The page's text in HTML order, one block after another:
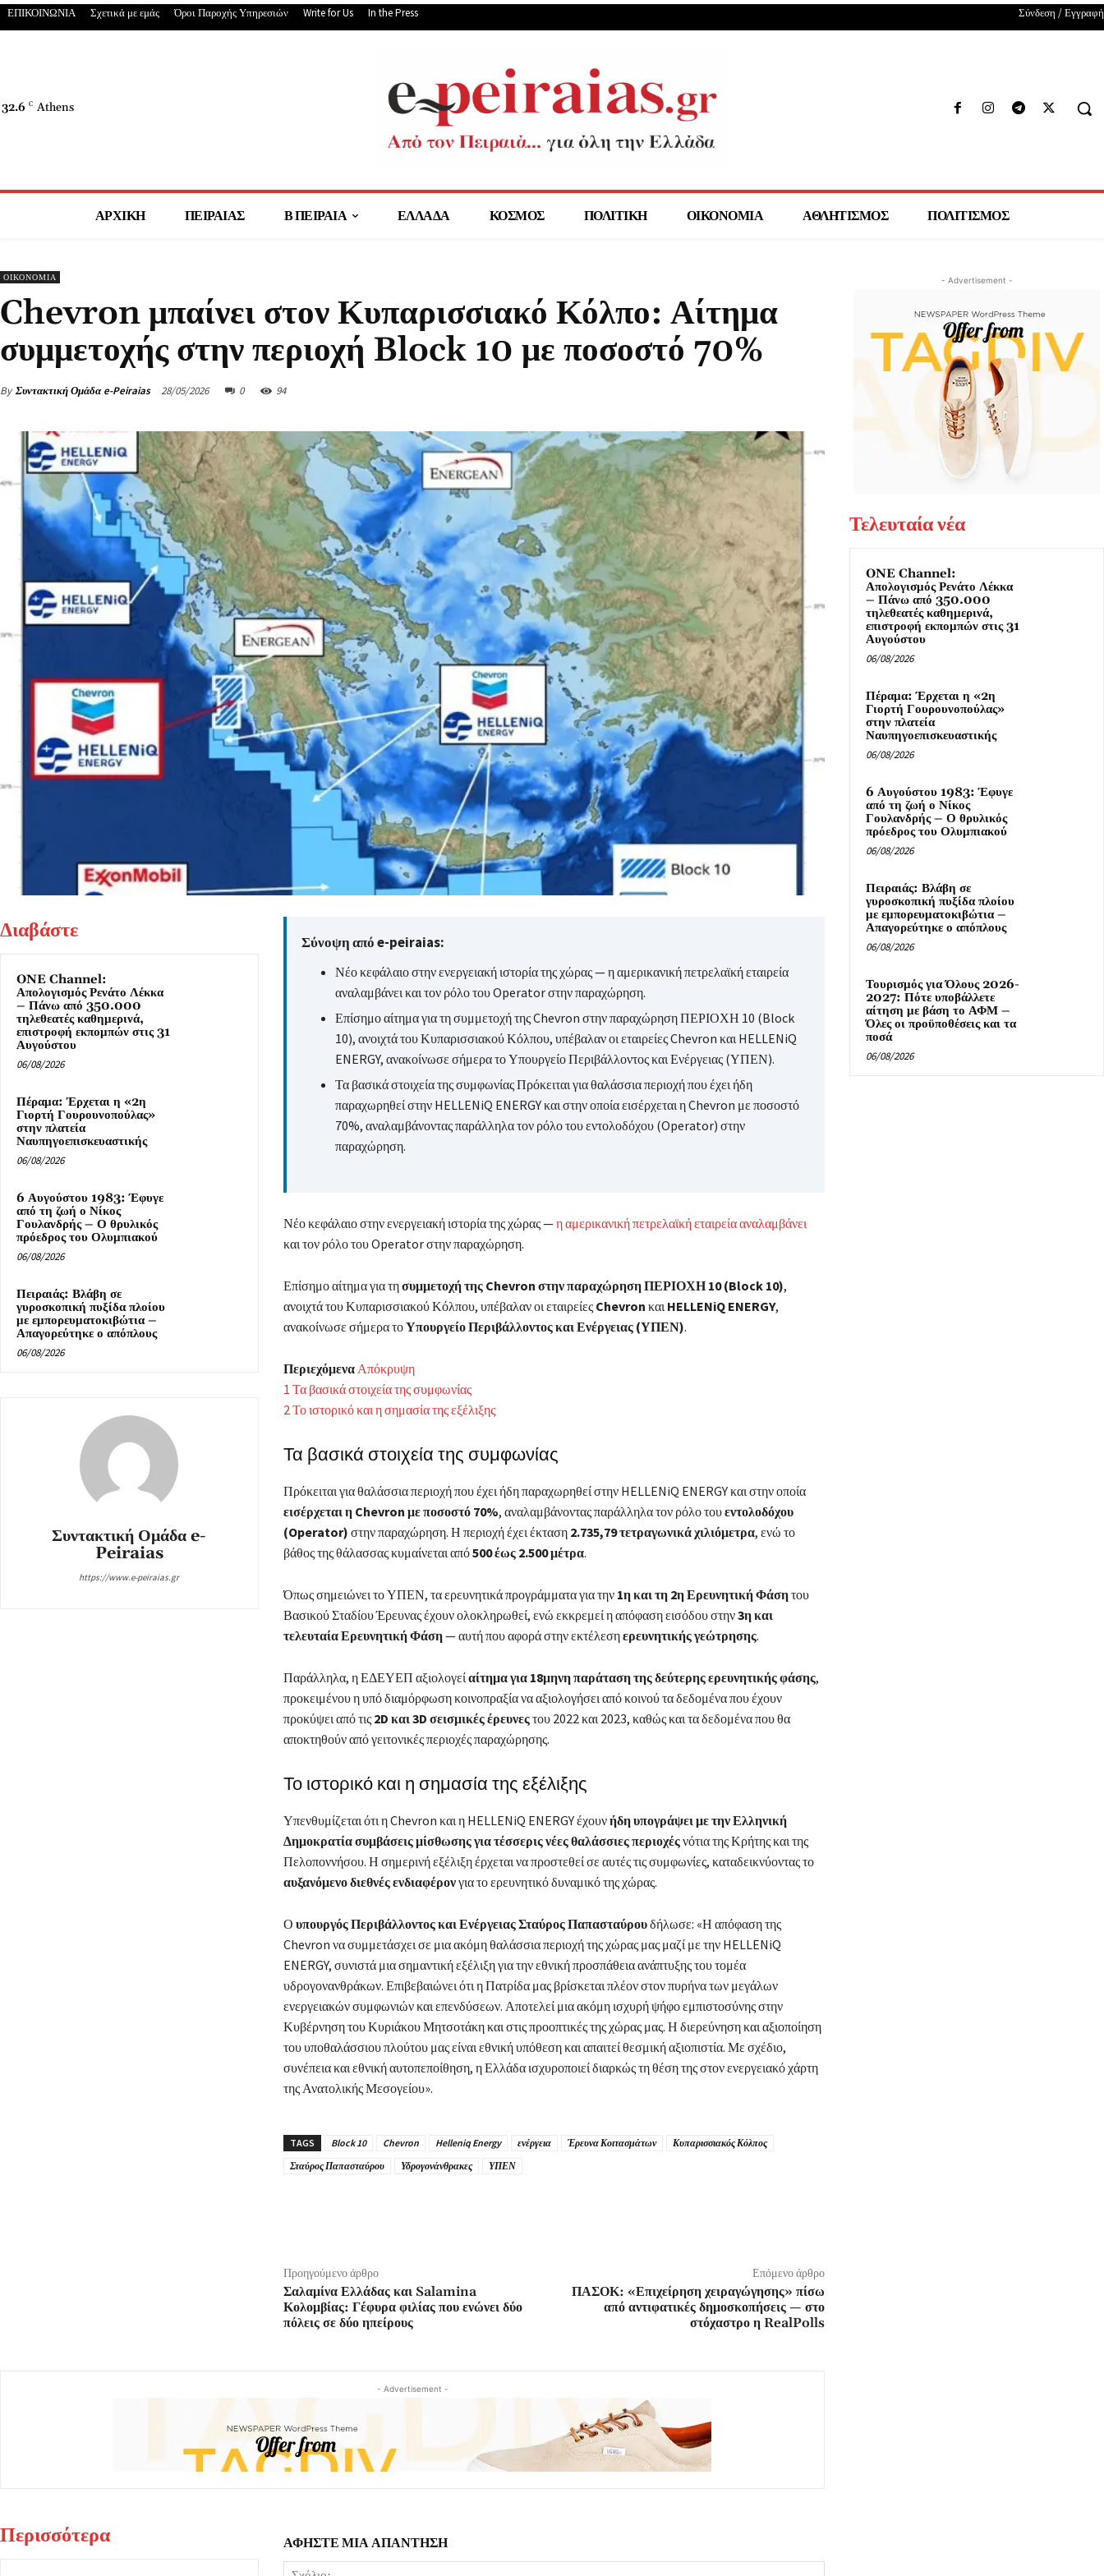
ΕΠΙΚΟΙΝΩΝΙΑ Σχετικά με εμάς Όροι Παροχής Υπηρεσιών Write for Us In the Press Σύνδεση / Εγγραφή
32.6 C Athens
ΑΡΧΙΚΗ ΠΕΙΡΑΙΑΣ Β ΠΕΙΡΑΙΑ ΕΛΛΑΔΑ ΚΟΣΜΟΣ ΠΟΛΙΤΙΚΗ ΟΙΚΟΝΟΜΙΑ ΑΘΛΗΤΙΣΜΟΣ ΠΟΛΙΤΙΣΜΟΣ
ΟΙΚΟΝΟΜΙΑ
Chevron μπαίνει στον Κυπαρισσιακό Κόλπο: Αίτημα
συμμετοχής στην περιοχή Block 10 με ποσοστό 70%
By Συντακτική Ομάδα e-Peiraias 28/05/2026 0 94
Διαβάστε
ONE Channel:
Απολογισμός Ρενάτο Λέκκα
– Πάνω από 350.000
τηλεθεατές καθημερινά,
επιστροφή εκπομπών στις 31
Αυγούστου
06/08/2026
Πέραμα: Έρχεται η «2η
Γιορτή Γουρουνοπούλας»
στην πλατεία
Ναυπηγοεπισκευαστικής
06/08/2026
6 Αυγούστου 1983: Έφυγε
από τη ζωή ο Νίκος
Γουλανδρής – Ο θρυλικός
πρόεδρος του Ολυμπιακού
06/08/2026
Πειραιάς: Βλάβη σε
γυροσκοπική πυξίδα πλοίου
με εμπορευματοκιβώτια –
Απαγορεύτηκε ο απόπλους
06/08/2026
Συντακτική Ομάδα e-
Peiraias
https://www.e-peiraias.gr
Σύνοψη από e-peiraias:
Νέο κεφάλαιο στην ενεργειακή ιστορία της χώρας — η αμερικανική πετρελαϊκή εταιρεία
αναλαμβάνει και τον ρόλο του Operator στην παραχώρηση.
Επίσημο αίτημα για τη συμμετοχή της Chevron στην παραχώρηση ΠΕΡΙΟΧΗ 10 (Block
10), ανοιχτά του Κυπαρισσιακού Κόλπου, υπέβαλαν οι εταιρείες Chevron και HELLENiQ
ENERGY, ανακοίνωσε σήμερα το Υπουργείο Περιβάλλοντος και Ενέργειας (ΥΠΕΝ).
Τα βασικά στοιχεία της συμφωνίας Πρόκειται για θαλάσσια περιοχή που έχει ήδη
παραχωρηθεί στην HELLENiQ ENERGY και στην οποία εισέρχεται η Chevron με ποσοστό
70%, αναλαμβάνοντας παράλληλα τον ρόλο του εντολοδόχου (Operator) στην
παραχώρηση.
Νέο κεφάλαιο στην ενεργειακή ιστορία της χώρας —η αμερικανική πετρελαϊκή εταιρεία αναλαμβάνει
και τον ρόλο του Operator στην παραχώρηση.
Επίσημο αίτημα για τησυμμετοχή της Chevron στην παραχώρηση ΠΕΡΙΟΧΗ 10 (Block 10),
ανοιχτά του Κυπαρισσιακού Κόλπου, υπέβαλαν οι εταιρείες Chevron καιHELLENiQ ENERGY,
ανακοίνωσε σήμερα τοΥπουργείο Περιβάλλοντος και Ενέργειας (ΥΠΕΝ).
ΠεριεχόμεναΑπόκρυψη
1 Τα βασικά στοιχεία της συμφωνίας
2Το ιστορικό και η σημασία της εξέλιξης
Τα βασικά στοιχεία της συμφωνίας
Πρόκειται για θαλάσσια περιοχή που έχει ήδη παραχωρηθεί στην HELLENiQ ENERGY και στην οποία
εισέρχεται η Chevron με ποσοστό 70%, αναλαμβάνοντας παράλληλα τον ρόλο τουεντολοδόχου
(Operator) στην παραχώρηση. Η περιοχή έχει έκταση 2.735,79 τετραγωνικά χιλιόμετρα, ενώ το
βάθος της θάλασσας κυμαίνεται από500 έως 2.500 μέτρα.
Όπως σημειώνει το ΥΠΕΝ, τα ερευνητικά προγράμματα για την 1η και τη 2η Ερευνητική Φάσητου
Βασικού Σταδίου Έρευνας έχουν ολοκληρωθεί, ενώ εκκρεμεί η απόφαση εισόδου στην3η και
τελευταία Ερευνητική Φάση— αυτή που αφορά στην εκτέλεσηερευνητικής γεώτρησης.
Παράλληλα, η ΕΔΕΥΕΠ αξιολογείαίτημα για 18μηνη παράταση της δεύτερης ερευνητικής φάσης,
προκειμένου η υπό διαμόρφωση κοινοπραξία να αξιολογήσει από κοινού τα δεδομένα που έχουν
προκύψει από τις 2D και 3D σεισμικές έρευνεςτου 2022 και 2023, καθώς και τα δεδομένα που θα
αποκτηθούν από γειτονικές περιοχές παραχώρησης.
Το ιστορικό και η σημασία της εξέλιξης
Υπενθυμίζεται ότι η Chevron και η HELLENiQ ENERGY έχουνήδη υπογράψει με την Ελληνική
Δημοκρατία συμβάσεις μίσθωσης για τέσσερις νέες θαλάσσιες περιοχέςνότια της Κρήτης και της
Πελοποννήσου. Η σημερινή εξέλιξη έρχεται να προστεθεί σε αυτές τις συμφωνίες, καταδεικνύοντας το
αυξανόμενο διεθνές ενδιαφέρονγια το ερευνητικό δυναμικό της χώρας.
Ο υπουργός Περιβάλλοντος και Ενέργειας Σταύρος Παπασταύρουδήλωσε: «Η απόφαση της
Chevron να συμμετάσχει σε μια ακόμη θαλάσσια περιοχή της χώρας μας μαζί με την HELLENiQ
ENERGY, συνιστά μια σημαντική εξέλιξη για την εθνική προσπάθεια ανάπτυξης του τομέα
υδρογονανθράκων. Επιβεβαιώνει ότι η Πατρίδα μας βρίσκεται πλέον στον πυρήνα των μεγάλων
ενεργειακών συμφωνιών και επενδύσεων. Αποτελεί μια ακόμη ισχυρή ψήφο εμπιστοσύνης στην
Κυβέρνηση του Κυριάκου Μητσοτάκη και στις προοπτικές της χώρας μας. Η διερεύνηση και αξιοποίηση
του υποθαλάσσιου πλούτου μας είναι εθνική υπόθεση και απαιτεί θεσμική αξιοπιστία. Με σχέδιο,
συνέπεια και εθνική αυτοπεποίθηση, η Ελλάδα ισχυροποιεί διαρκώς τη θέση της στον ενεργειακό χάρτη
της Ανατολικής Μεσογείου».
TAGS Block 10 Chevron Helleniq Energy ενέργεια Έρευνα Κοιτασμάτων
Κυπαρισσιακός Κόλπος
Σταύρος Παπασταύρου
Υδρογονάνθρακες ΥΠΕΝ
Προηγούμενο άρθρο
Σαλαμίνα Ελλάδας και Salamina
Κολομβίας: Γέφυρα φιλίας που ενώνει δύο
πόλεις σε δύο ηπείρους
Επόμενο άρθρο
ΠΑΣΟΚ: «Επιχείρηση χειραγώγησης» πίσω
από αντιφατικές δημοσκοπήσεις — στο
στόχαστρο η RealPolls
- Advertisement -
Περισσότερα ΑΦΗΣΤΕ ΜΙΑ ΑΠΑΝΤΗΣΗ
- Advertisement -
Τελευταία νέα
ONE Channel:
Απολογισμός Ρενάτο Λέκκα
– Πάνω από 350.000
τηλεθεατές καθημερινά,
επιστροφή εκπομπών στις 31
Αυγούστου
06/08/2026
Πέραμα: Έρχεται η «2η
Γιορτή Γουρουνοπούλας»
στην πλατεία
Ναυπηγοεπισκευαστικής
06/08/2026
6 Αυγούστου 1983: Έφυγε
από τη ζωή ο Νίκος
Γουλανδρής – Ο θρυλικός
πρόεδρος του Ολυμπιακού
06/08/2026
Πειραιάς: Βλάβη σε
γυροσκοπική πυξίδα πλοίου
με εμπορευματοκιβώτια –
Απαγορεύτηκε ο απόπλους
06/08/2026
Τουρισμός για Όλους 2026-
2027: Πότε υποβάλλετε
αίτηση με βάση το ΑΦΜ –
Όλες οι προϋποθέσεις και τα
ποσά
06/08/2026